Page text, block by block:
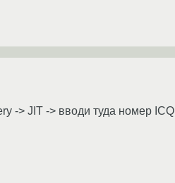
-> JIT -> вводи туда номер ICQ